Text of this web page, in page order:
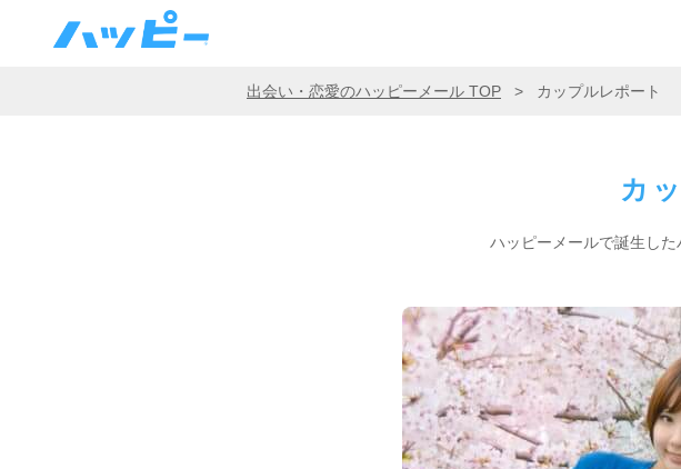
出会い・恋愛のハッピーメール TOP > カップルレポート
カ
ハッピーメールで誕生した